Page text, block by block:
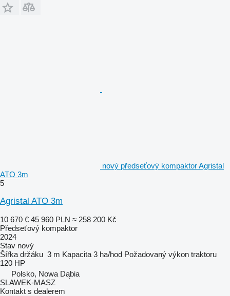
nový předseťový kompaktor Agristal
ATO 3m
5
Agristal ATO 3m
10 670 € 45 960 PLN ≈ 258 200 Kč
Předseťový kompaktor
2024
Stav nový
Šířka držáku 3 m Kapacita 3 ha/hod Požadovaný výkon traktoru
120 HP
Polsko, Nowa Dąbia
SLAWEK-MASZ
Kontakt s dealerem